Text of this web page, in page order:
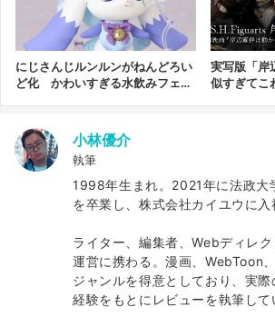
にじさんじルンルンがねんどろい
ど化 かわいすぎる水飲みフェイ
実写版「岸
似すぎて
小林優介
執筆
1998年生まれ。2021年に法政大
を卒業し、株式会社カイユウに入
ライター、編集者、Webディレ
運営に携わる。漫画、WebToon
ジャンルを得意としており、実
経験をもとにレビューを執筆して